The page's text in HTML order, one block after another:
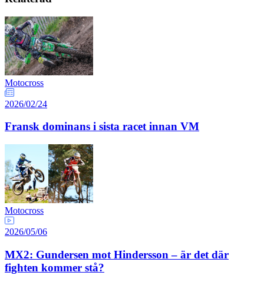
Motocross
2026/02/24
Fransk dominans i sista racet innan VM
Motocross
2026/05/06
MX2: Gundersen mot Hindersson – är det där
fighten kommer stå?